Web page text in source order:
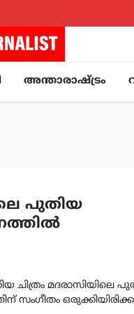
അന്താരാഷ്ട്രം
പുതിയ
മദരാസിയിലെ
സം​ഗീതം